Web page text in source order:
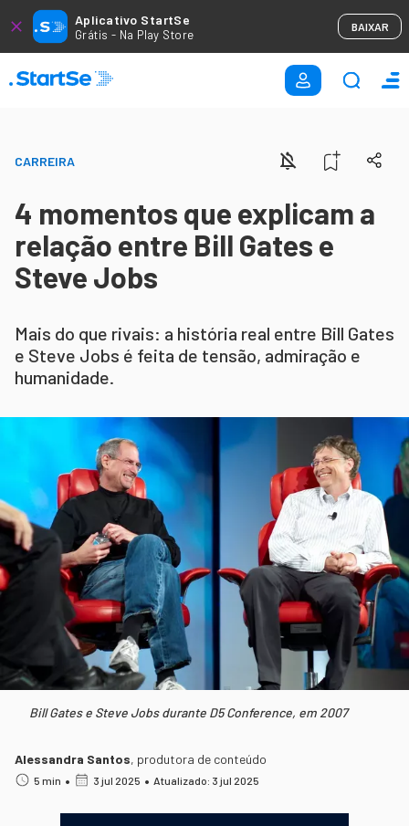
Aplicativo StartSe
Grátis - Na Play Store
BAIXAR
CARREIRA
4 momentos que explicam a
relação entre Bill Gates e
Steve Jobs
Mais do que rivais: a história real entre Bill Gates
e Steve Jobs é feita de tensão, admiração e
humanidade.
Bill Gates e Steve Jobs durante D5 Conference, em 2007
Alessandra Santos, produtora de conteúdo
5 min • 3 jul 2025 • Atualizado: 3 jul 2025